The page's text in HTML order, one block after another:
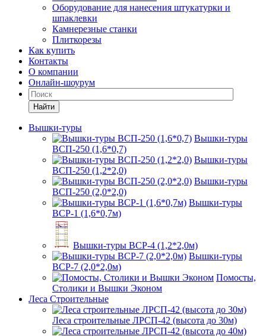
Оборудование для нанесения штукатурки и
шпаклевки
Камнерезные станки
Плиткорезы
Как купить
Контакты
О компании
Онлайн-шоурум
Найти
Вышки-туры
Вышки-туры
ВСП-250 (1,6*0,7)
Вышки-туры
ВСП-250 (1,2*2,0)
Вышки-туры
ВСП-250 (2,0*2,0)
Вышки-туры
ВСР-1 (1,6*0,7м)
Вышки-туры ВСР-4 (1,2*2,0м)
Вышки-туры
ВСР-7 (2,0*2,0м)
Помосты,
Столики и Вышки Эконом
Леса Строительные
Леса строительные ЛРСП-42 (высота до 30м)